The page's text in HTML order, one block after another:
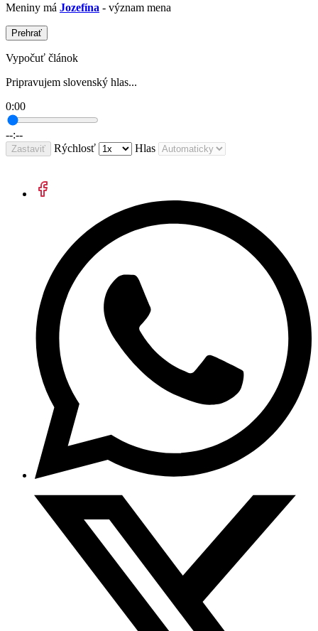
Meniny má Jozefína - význam mena
Prehrať
Vypočuť článok
Pripravujem slovenský hlas...
0:00
--:--
Zastaviť Rýchlosť Hlas